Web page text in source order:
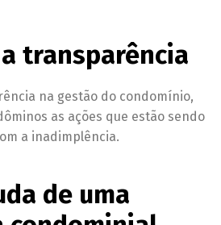
transparência
na gestão do condomínio,
as ações que estão sendo
a inadimplência.
de uma